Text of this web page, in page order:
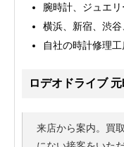
腕時計、ジュエ
横浜、新宿、渋
自社の時計修理工
ロデオドライブ
来店から案内。買